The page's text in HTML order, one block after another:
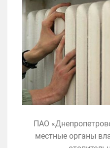
ПАО
местные органы